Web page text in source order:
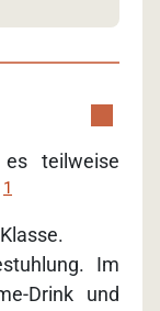
teilweise
1
Im
Drink und